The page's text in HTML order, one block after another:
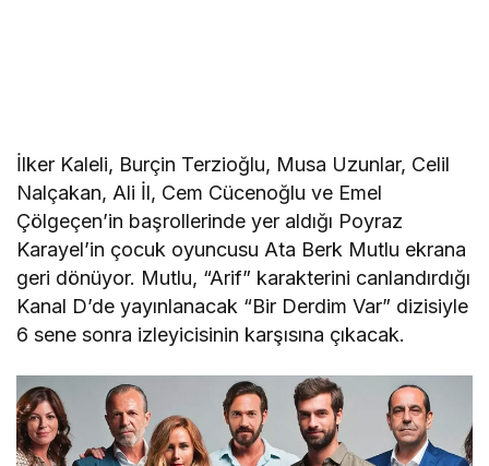
İlker Kaleli, Burçin Terzioğlu, Musa Uzunlar, Celil
Nalçakan, Ali İl, Cem Cücenoğlu ve Emel
Çölgeçen’in başrollerinde yer aldığı Poyraz
Karayel’in çocuk oyuncusu Ata Berk Mutlu ekrana
geri dönüyor. Mutlu, “Arif” karakterini canlandırdığı
Kanal D’de yayınlanacak “Bir Derdim Var” dizisiyle
6 sene sonra izleyicisinin karşısına çıkacak.